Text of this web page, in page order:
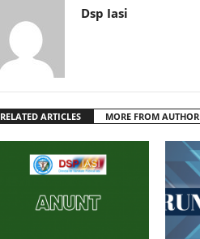
Dsp Iasi
RELATED ARTICLES MORE FROM AUTHOR